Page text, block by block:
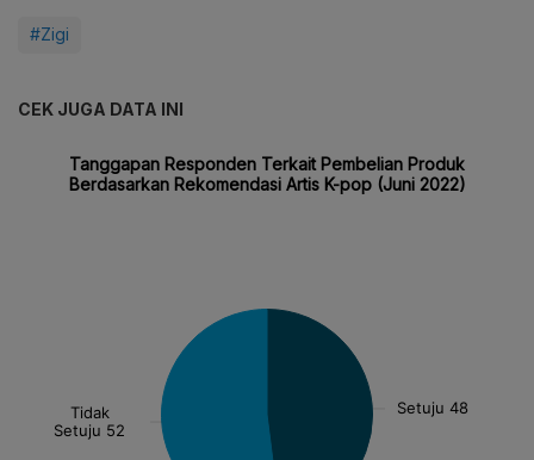
#Zigi
CEK JUGA DATA INI